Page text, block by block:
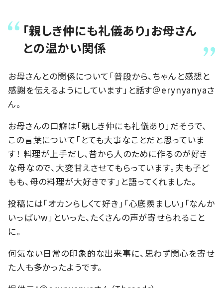
「親しき仲にも礼儀あり」お母さん
との温かい関係
お母さんとの関係について「普段から、ちゃんと感想と
感謝を伝えるようにしています」と話す＠erynyanyaさ
ん。
お母さんの口癖は「親しき仲にも礼儀あり」だそうで、
この言葉について「とても大事なことだと思っていま
す！ 料理が上手だし、昔から人のために作るのが好き
な母なので、大変甘えさせてもらっています。夫も子ど
もも、母の料理が大好きです」と語ってくれました。
投稿には「オカンらしくて好き」「心底羨ましい」「なんか
いっぱいw」といった、たくさんの声が寄せられること
に。
何気ない日常の印象的な出来事に、思わず関心を寄せ
た人も多かったようです。